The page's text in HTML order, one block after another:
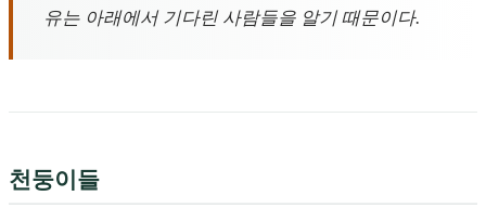
유는 아래에서 기다린 사람들을 알기 때문이다.
천둥이들